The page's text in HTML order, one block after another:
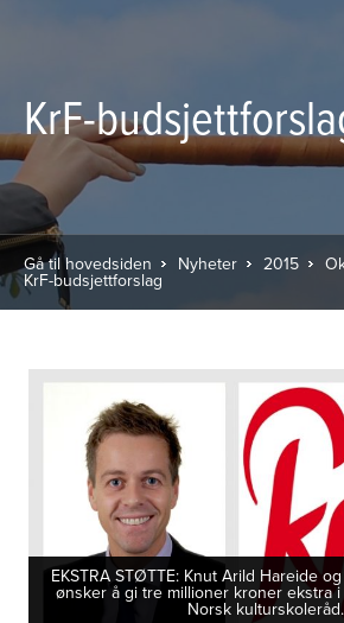
KrF-
Gå til hovedsiden Nyheter 2015
KrF-budsjettforslag
EKSTRA STØTTE: Knut Arild Hareide
ønsker å gi tre millioner kroner ekstra
Norsk kulturskoleråd.